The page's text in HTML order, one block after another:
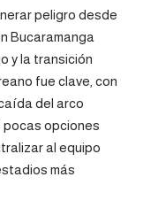
peligro desde
Bucaramanga
y la transición
fue clave, con
del arco
pocas opciones
al equipo
más